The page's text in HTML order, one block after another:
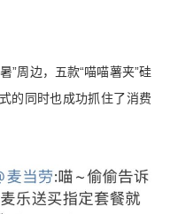
”周边，五款“喵喵薯夹”硅
的同时也成功抓住了消费